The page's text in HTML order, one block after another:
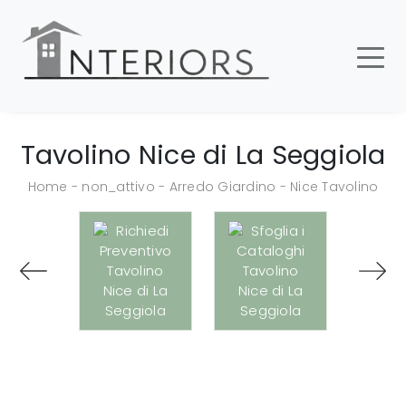
Tavolino Nice di La Seggiola
Home - non_attivo - Arredo Giardino - Nice Tavolino